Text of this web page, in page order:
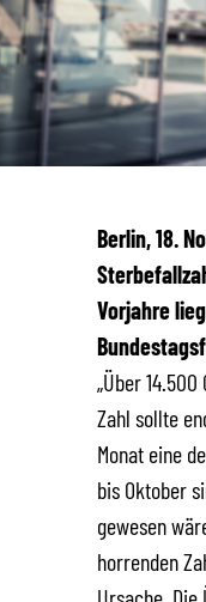
Berlin, 18.
Vorjahre
„Über
Zahl sollte
Monat eine
bis Oktober
gewesen
horrenden